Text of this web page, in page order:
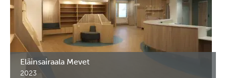
Eläinsairaala Mevet
2023